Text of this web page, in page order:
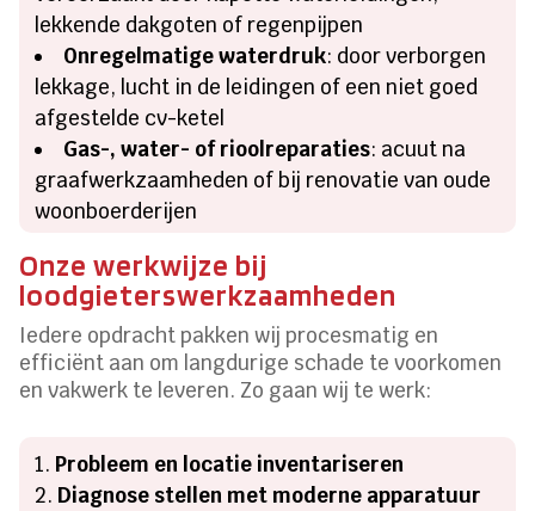
lekkende dakgoten of regenpijpen
Onregelmatige waterdruk: door verborgen
lekkage, lucht in de leidingen of een niet goed
afgestelde cv-ketel
Gas-, water- of rioolreparaties: acuut na
graafwerkzaamheden of bij renovatie van oude
woonboerderijen
Onze werkwijze bij
loodgieterswerkzaamheden
Iedere opdracht pakken wij procesmatig en
efficiënt aan om langdurige schade te voorkomen
en vakwerk te leveren. Zo gaan wij te werk:
Probleem en locatie inventariseren
Diagnose stellen met moderne apparatuur